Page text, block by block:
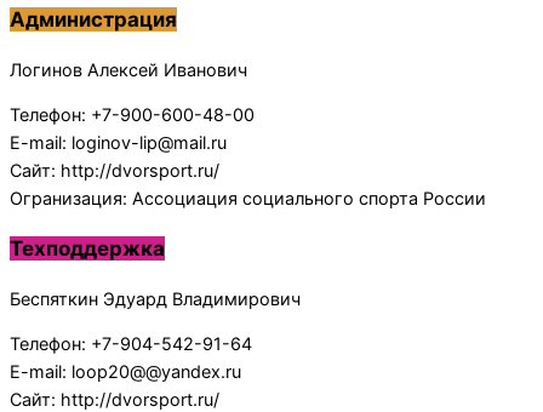
Администрация
Логинов Алексей Иванович
Телефон: +7-900-600-48-00
E-mail: loginov-lip@mail.ru
Сайт: http://dvorsport.ru/
Огранизация: Ассоциация социального спорта России
Техподдержка
Беспяткин Эдуард Владимирович
Телефон: +7-904-542-91-64
E-mail: loop20@@yandex.ru
Сайт: http://dvorsport.ru/